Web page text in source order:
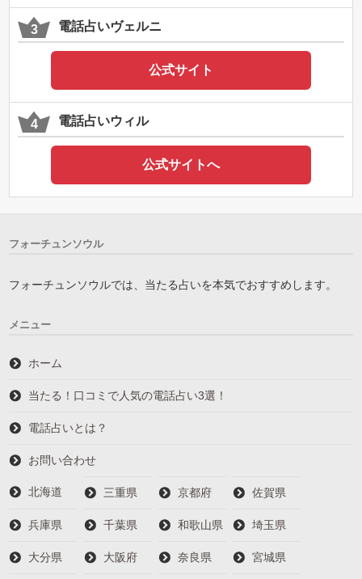
電話占いヴェルニ
公式サイト
電話占いウィル
公式サイトへ
フォーチュンソウル
フォーチュンソウルでは、当たる占いを本気でおすすめします。
メニュー
ホーム
当たる！口コミで人気の電話占い3選！
電話占いとは？
お問い合わせ
北海道 三重県 京都府 佐賀県
兵庫県 千葉県 和歌山県 埼玉県
大分県 大阪府 奈良県 宮城県